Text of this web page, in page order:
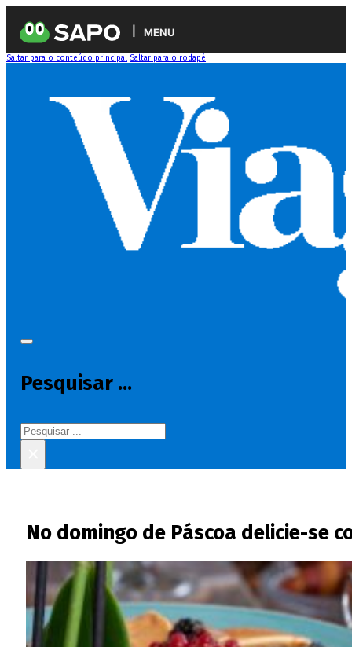
MENU
Saltar para o conteúdo principal Saltar para o rodapé
Pesquisar ...
Pesquisar
No domingo de Páscoa delicie-se